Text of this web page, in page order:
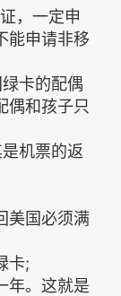
，一定申
能申请非移
卡的配偶
偶和孩子只
机票的返
美国必须满
卡;
年。这就是